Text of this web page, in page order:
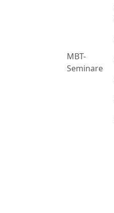
MBT-
Seminare